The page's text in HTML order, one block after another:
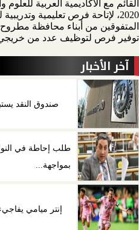
القائم مع الاكاديمية العربية
2020، لإتاحة فرص تعليمية
المتفوقين من أبناء محافظة
توفير فرص لتوظيف عدد من خريجي
آخر الأخبار
صندوق النقد
طلب إحاطة في
بمواجهة...
إنتر ميامي